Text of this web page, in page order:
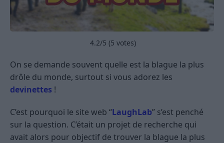
4.2/5 (5 votes)
On se demande souvent quelle est la blague la plus
drôle du monde, surtout si vous adorez les
devinettes !
C’est pourquoi le site web “LaughLab” s’est penché
sur la question. C’était un projet de recherche qui
avait alors pour objectif de trouver la blague la plus